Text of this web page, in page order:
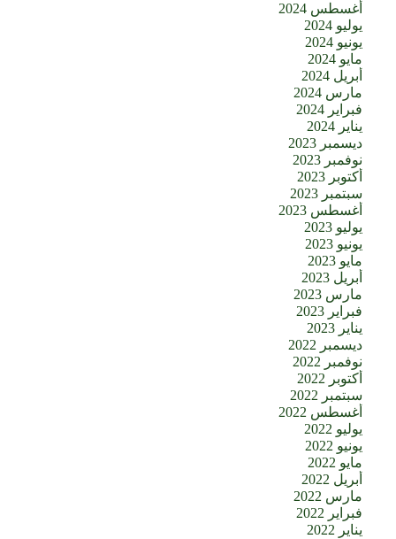
أغسطس 2024
يوليو 2024
يونيو 2024
مايو 2024
أبريل 2024
مارس 2024
فبراير 2024
يناير 2024
ديسمبر 2023
نوفمبر 2023
أكتوبر 2023
سبتمبر 2023
أغسطس 2023
يوليو 2023
يونيو 2023
مايو 2023
أبريل 2023
مارس 2023
فبراير 2023
يناير 2023
ديسمبر 2022
نوفمبر 2022
أكتوبر 2022
سبتمبر 2022
أغسطس 2022
يوليو 2022
يونيو 2022
مايو 2022
أبريل 2022
مارس 2022
فبراير 2022
يناير 2022